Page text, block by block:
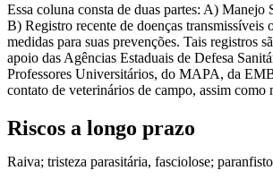
Essa coluna consta de duas partes: A) Manejo
B) Registro recente de doenças transmissíveis
medidas para suas prevenções. Tais registros
apoio das Agências Estaduais de Defesa
Professores Universitários, do MAPA, da
contato de veterinários de campo, assim como
Riscos a longo prazo
Raiva; tristeza parasitária, fasciolose;